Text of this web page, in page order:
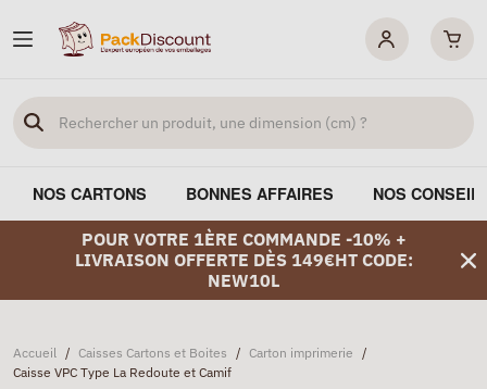
NOS CARTONS BONNES AFFAIRES NOS
POUR VOTRE 1ÈRE COMMANDE -10% +
LIVRAISON OFFERTE DÈS 149€HT CODE:
NEW10L
Accueil / Caisses Cartons et Boites / Carton imprimerie /
Caisse VPC Type La Redoute et Camif